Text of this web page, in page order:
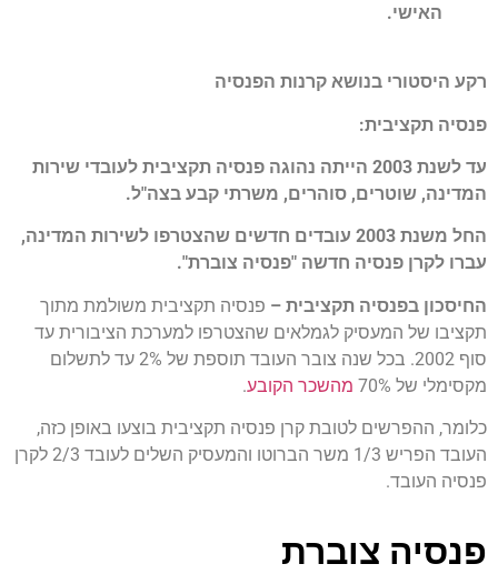
האישי.
רקע היסטורי בנושא קרנות הפנסיה
פנסיה תקציבית:
עד לשנת 2003 הייתה נהוגה פנסיה תקציבית לעובדי שירות
המדינה, שוטרים, סוהרים, משרתי קבע בצה"ל.
החל משנת 2003 עובדים חדשים שהצטרפו לשירות המדינה,
עברו לקרן פנסיה חדשה "פנסיה צוברת".
החיסכון בפנסיה תקציבית – פנסיה תקציבית משולמת מתוך
תקציבו של המעסיק לגמלאים שהצטרפו למערכת הציבורית עד
סוף 2002. בכל שנה צובר העובד תוספת של 2% עד לתשלום
מקסימלי של 70%
מהשכר הקובע.
כלומר, ההפרשים לטובת קרן פנסיה תקציבית בוצעו באופן כזה,
העובד הפריש 1/3 משר הברוטו והמעסיק השלים לעובד 2/3 לקרן
פנסיה העובד.
פנסיה צוברת